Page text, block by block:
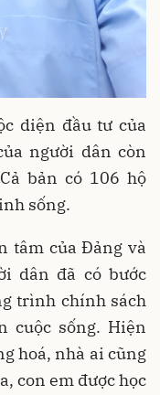
diện đầu tư của
người dân còn
bản có 106 hộ
sống.
tâm của Đảng và
dân đã có bước
trình chính sách
cuộc sống. Hiện
hoá, nhà ai cũng
con em được học